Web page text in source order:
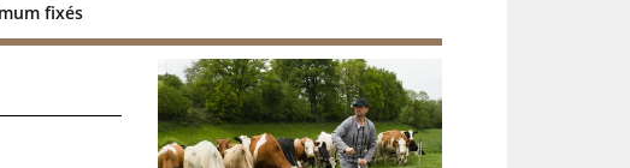
fixés